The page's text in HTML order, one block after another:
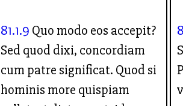
81.1.9 Quo modo eos accepit?
Sed quod dixi, concordiam
cum patre significat. Quod si
hominis more quispiam